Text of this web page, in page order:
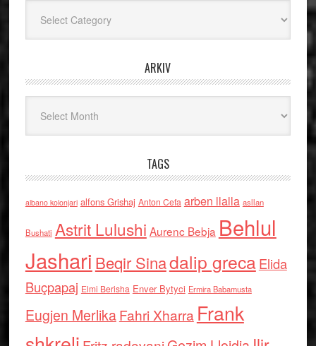
ARKIV
TAGS
albano kolonjari alfons Grishaj Anton Cefa arben llalla asllan
Bushati Astrit Lulushi Aurenc Bebja Behlul
Jashari Beqir Sinadalip grecaElida
Buçpapaj Elmi Berisha Enver Bytyci Ermira Babamusta
Eugjen MerlikaFahri Xharra Frank